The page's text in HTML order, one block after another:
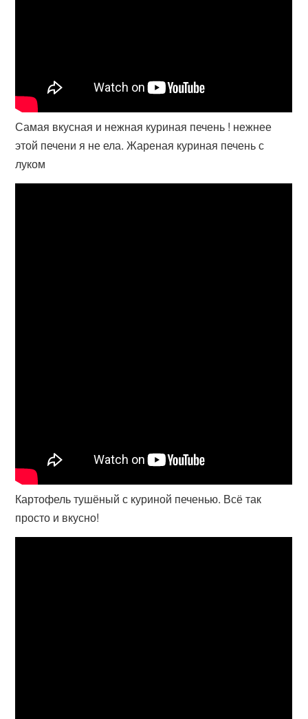
Самая вкусная и нежная куриная печень ! нежнее
этой печени я не ела. Жареная куриная печень с
луком
Картофель тушёный с куриной печенью. Всё так
просто и вкусно!